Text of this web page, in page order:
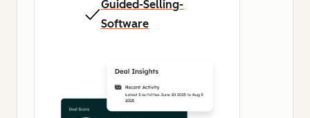
Guided-Selling-
Software